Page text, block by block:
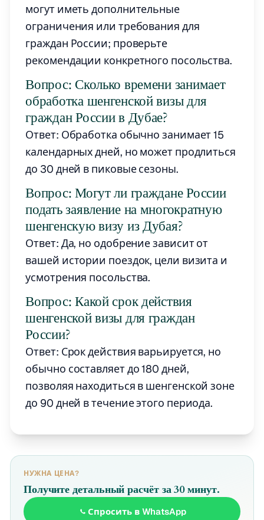
могут иметь дополнительные
ограничения или требования для
граждан России; проверьте
рекомендации конкретного посольства.
Вопрос: Сколько времени занимает
обработка шенгенской визы для
граждан России в Дубае?
Ответ: Обработка обычно занимает 15
календарных дней, но может продлиться
до 30 дней в пиковые сезоны.
Вопрос: Могут ли граждане России
подать заявление на многократную
шенгенскую визу из Дубая?
Ответ: Да, но одобрение зависит от
вашей истории поездок, цели визита и
усмотрения посольства.
Вопрос: Какой срок действия
шенгенской визы для граждан
России?
Ответ: Срок действия варьируется, но
обычно составляет до 180 дней,
позволяя находиться в шенгенской зоне
до 90 дней в течение этого периода.
НУЖНА ЦЕНА?
Получите детальный расчёт за 30 минут.
Спросить в WhatsApp